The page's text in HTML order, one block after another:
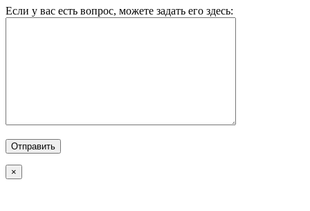
Если у вас есть вопрос, можете задать его здесь:
×